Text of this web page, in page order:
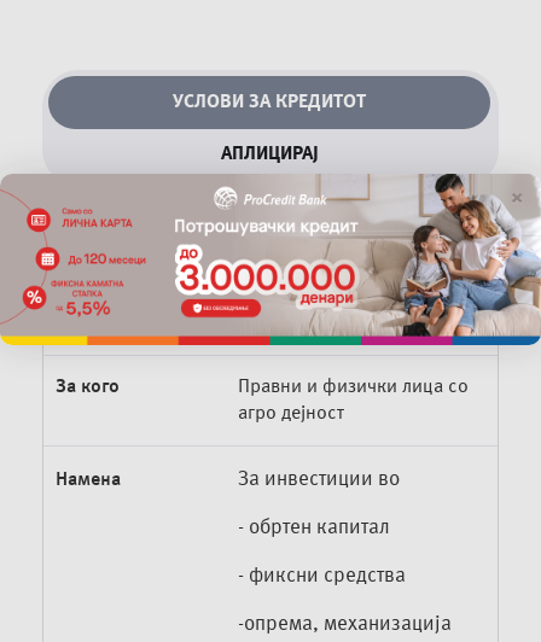
УСЛОВИ ЗА КРЕДИТОТ
АПЛИЦИРАЈ
обезбедени од
ЕФСЕ
Кредитна линија одЕФСЕза
финасирање на
инвестиции во одржливо
земјоделие
За кого
Правни и физички лица со
агро дејност
Намена За инвестиции во
- обртен капитал
- фиксни средства
-опрема, механизација
×